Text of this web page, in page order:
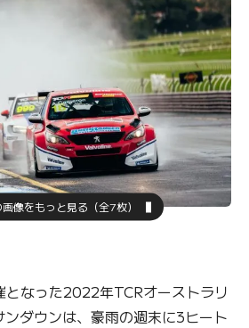
像をもっと見る（全7枚）
なった2022年TCRオーストラリ
ダウンは、豪雨の週末に3ヒート